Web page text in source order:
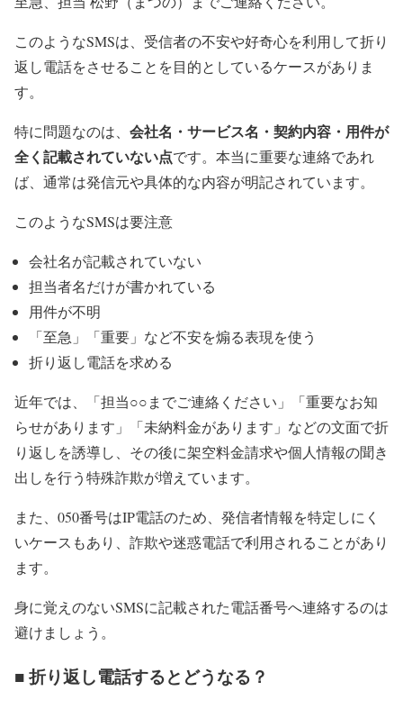
このようなSMSは、受信者の不安や好奇心を利用して折り
返し電話をさせることを目的としているケースがありま
す。
特に問題なのは、 会社名・サービス名・契約内容・用件が
全く記載されていない点です。本当に重要な連絡であれ
ば、通常は発信元や具体的な内容が明記されています。
このようなSMSは要注意
会社名が記載されていない
担当者名だけが書かれている
用件が不明
「至急」「重要」など不安を煽る表現を使う
折り返し電話を求める
近年では、「担当○○までご連絡ください」「重要なお知
らせがあります」「未納料金があります」などの文面で折
り返しを誘導し、その後に架空料金請求や個人情報の聞き
出しを行う特殊詐欺が増えています。
また、050番号はIP電話のため、発信者情報を特定しにく
いケースもあり、詐欺や迷惑電話で利用されることがあり
ます。
身に覚えのないSMSに記載された電話番号へ連絡するのは
避けましょう。
■ 折り返し電話するとどうなる？